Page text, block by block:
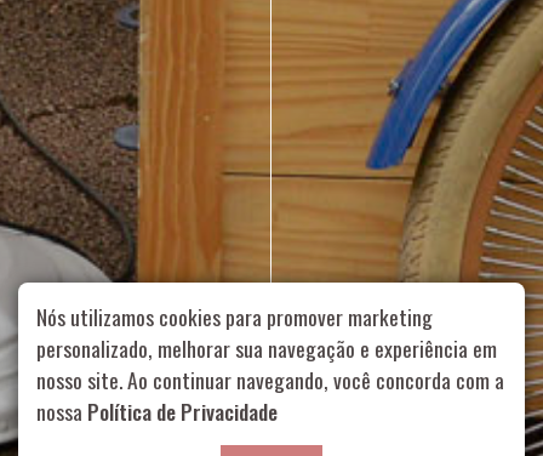
Rua Aurélia, 1714 – Vila Romana, São Paulo – SP | 55 11
99178-5848 | contato@nucleofood.com
Role para continar
Nós utilizamos cookies para promover marketing
personalizado, melhorar sua navegação e experiência em
nosso site. Ao continuar navegando, você concorda com a
nossa Política de Privacidade